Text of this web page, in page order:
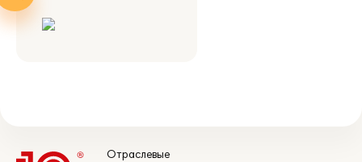
Отраслевые